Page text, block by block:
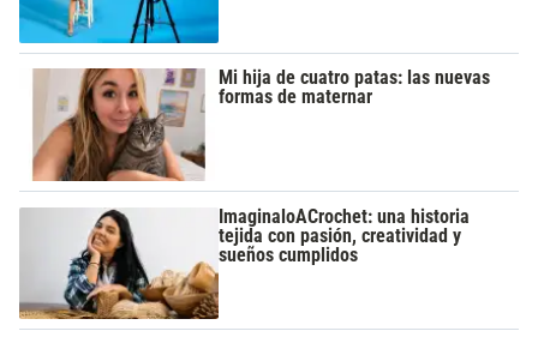
Mi hija de cuatro patas: las nuevas
formas de maternar
ImaginaloACrochet: una historia
tejida con pasión, creatividad y
sueños cumplidos